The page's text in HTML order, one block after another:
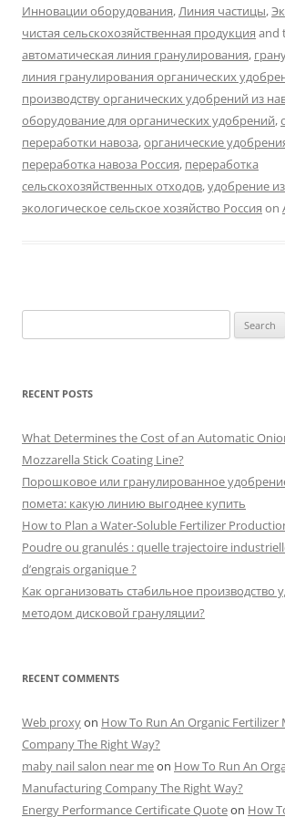
Инновации оборудования,Линия частицы,
чистая сельскохозяйственная продукция and
автоматическая линия гранулирования,
линия гранулирования органических
производству органических удобрений из
оборудование для органических удобрений,
переработки навоза,органические
переработка навоза Россия, переработка
сельскохозяйственных отходов,удобрение
экологическое сельское хозяйство Россия on
for:
RECENT POSTS
What Determines the Cost of an Automatic
Mozzarella Stick Coating Line?
Порошковое или гранулированное
помета: какую линию выгоднее купить
How to Plan a Water-Soluble Fertilizer
Poudre ou granulés : quelle trajectoire
d’engrais organique ?
Как организовать стабильное производство
методом дисковой грануляции?
RECENT COMMENTS
Web proxyon How To Run An Organic
Company The Right Way?
maby nail salon near meon How To Run An
Manufacturing Company The Right Way?
Energy Performance Certificate Quoteon How